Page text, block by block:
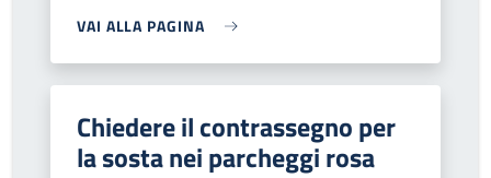
VAI ALLA PAGINA
Chiedere il contrassegno per
la sosta nei parcheggi rosa